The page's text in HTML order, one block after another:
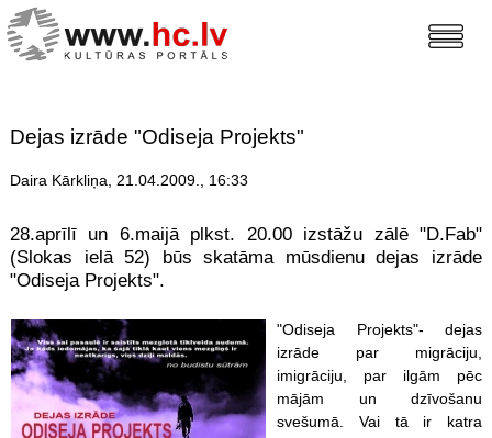
Dejas izrāde "Odiseja Projekts"
Daira Kārkliņa, 21.04.2009., 16:33
28.aprīlī un 6.maijā plkst. 20.00 izstāžu zālē "D.Fab"
(Slokas ielā 52) būs skatāma mūsdienu dejas izrāde
"Odiseja Projekts".
"Odiseja Projekts"- dejas
izrāde par migrāciju,
imigrāciju, par ilgām pēc
mājām un dzīvošanu
svešumā. Vai tā ir katra